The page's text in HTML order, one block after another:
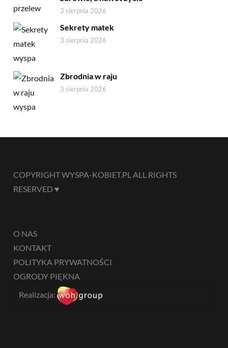
3 sierpnia 2026
Sekrety matek
3 sierpnia 2026
Zbrodnia w raju
3 sierpnia 2026
COPYRIGHT WYSPA-KOBIET.PL ALL RIGHTS
RESERVED ♥
O NAS
KONTAKT
POLITYKA PRYWATNOŚCI
OGRODY PIĘKNA
Realizacja: